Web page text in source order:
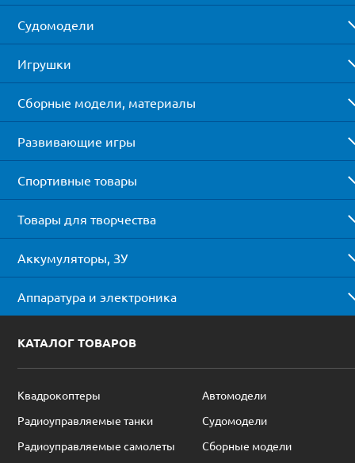
Судомодели
Игрушки
Сборные модели, материалы
Развивающие игры
Спортивные товары
Товары для творчества
Аккумуляторы, ЗУ
Аппаратура и электроника
КАТАЛОГ ТОВАРОВ
Квадрокоптеры
Автомодели
Радиоуправляемые танки
Судомодели
Радиоуправляемые самолеты
Сборные модели